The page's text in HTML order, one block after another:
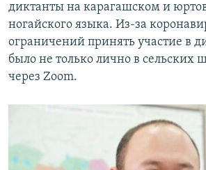
диктанты на карагашском и
ногайского языка. Из-за
ограничений принять участие в
было не только лично в сельских
через Zoom.